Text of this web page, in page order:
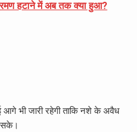
हटाने में अब तक क्या हुआ?
आगे भी जारी रहेगी ताकि नशे के अवैध
सके।